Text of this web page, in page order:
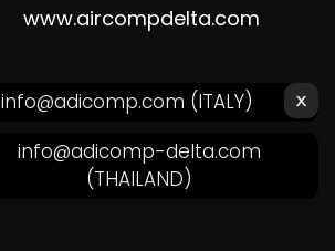
www.aircompdelta.com
ส่งอีเมลหาเรา คลิก! x
info@adicomp.com (ITALY)
info@adicomp-delta.com
(THAILAND)